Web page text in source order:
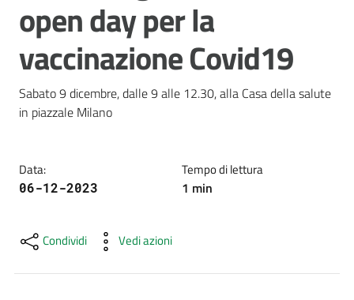
Prestazioni
e
percorsi
di
cura
Come
open day per la
vaccinazione Covid19
Sabato 9 dicembre, dalle 9 alle 12.30, alla Casa della salute
in piazzale Milano
Data:
06-12-2023
Tempo di lettura
1 min
Condividi Vedi azioni